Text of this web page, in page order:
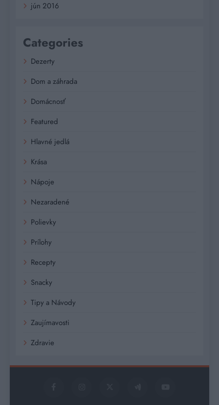
jún 2016
Categories
Dezerty
Dom a záhrada
Domácnosť
Featured
Hlavné jedlá
Krása
Nápoje
Nezaradené
Polievky
Prílohy
Recepty
Snacky
Tipy a Návody
Zaujímavosti
Zdravie